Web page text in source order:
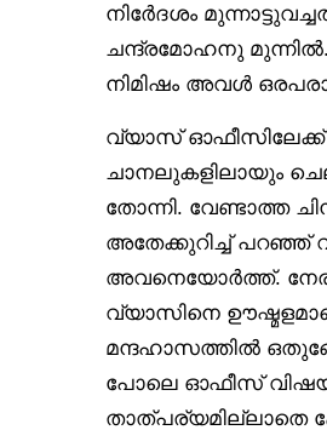
നിർേദശം
ചന്ദ്രമോഹനു
നിമിഷം അവൾ
വ്യാസ് ഓഫീസിലേക്ക്
ചാനലുകളിലായും
തോന്നി. വേണ്ടാത്ത
അതേക്കുറിച്ച് പറഞ്ഞ്
അവനെയോർത്ത്.
വ്യാസിനെ
മന്ദഹാസത്തിൽ
പോലെ ഓഫീസ്
താത്പര്യമില്ലാതെ